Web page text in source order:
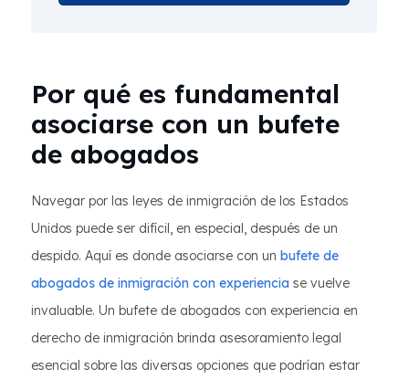
Por qué es fundamental
asociarse con un bufete
de abogados
Navegar por las leyes de inmigración de los Estados
Unidos puede ser difícil, en especial, después de un
despido. Aquí es donde asociarse con un bufete de
abogados de inmigración con experiencia se vuelve
invaluable. Un bufete de abogados con experiencia en
derecho de inmigración brinda asesoramiento legal
esencial sobre las diversas opciones que podrían estar